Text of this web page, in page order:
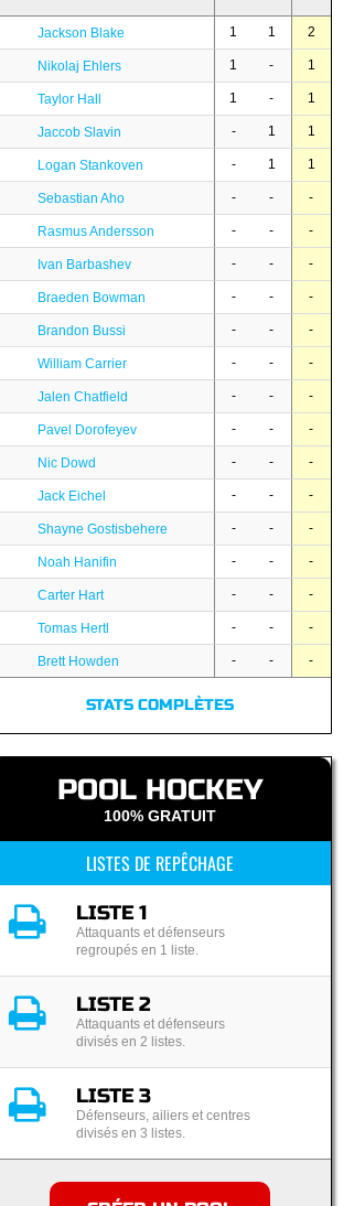
Jackson Blake 1 1 2
Nikolaj Ehlers 1 - 1
Taylor Hall 1 - 1
Jaccob Slavin - 1 1
Logan Stankoven - 1 1
Sebastian Aho - - -
Rasmus Andersson - - -
Ivan Barbashev - - -
Braeden Bowman - - -
Brandon Bussi - - -
William Carrier - - -
Jalen Chatfield - - -
Pavel Dorofeyev - - -
Nic Dowd - - -
Jack Eichel - - -
Shayne Gostisbehere - - -
Noah Hanifin - - -
Carter Hart - - -
Tomas Hertl - - -
Brett Howden - - -
STATS COMPLÈTES
POOL HOCKEY
100% GRATUIT
LISTES DE REPÊCHAGE
LISTE 1
Attaquants et défenseurs
regroupés en 1 liste.
LISTE 2
Attaquants et défenseurs
divisés en 2 listes.
LISTE 3
Défenseurs, ailiers et centres
divisés en 3 listes.